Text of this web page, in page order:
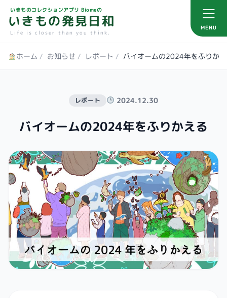
いきものコレクションアプリ Biomeの
いきもの発見日和
Life is closer than you think.
MENU
ホーム / お知らせ / レポート / バイオームの2024年をふりか
レポート 2024.12.30
バイオームの2024年をふりかえる